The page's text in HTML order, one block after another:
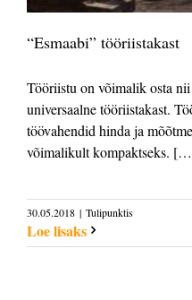
“Esmaabi” tööriistakast
Tööriistu on võimalik osta
universaalne tööriistakast.
töövahendid hinda ja
võimalikult kompaktseks.
30.05.2018 | Tulipunktis
Loe lisaks